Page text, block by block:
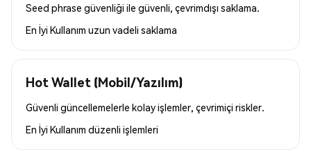
Seed phrase güvenliği ile güvenli, çevrimdışı saklama.
En İyi Kullanım uzun vadeli saklama
Hot Wallet (Mobil/Yazılım)
Güvenli güncellemelerle kolay işlemler, çevrimiçi riskler.
En İyi Kullanım düzenli işlemleri